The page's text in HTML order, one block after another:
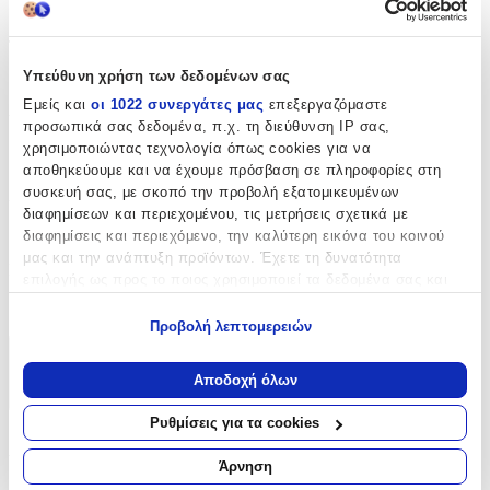
Υπεύθυνη χρήση των δεδομένων σας
Εμείς και οι 1022 συνεργάτες μας επεξεργαζόμαστε
προσωπικά σας δεδομένα, π.χ. τη διεύθυνση IP σας,
χρησιμοποιώντας τεχνολογία όπως cookies για να
αποθηκεύουμε και να έχουμε πρόσβαση σε πληροφορίες στη
συσκευή σας, με σκοπό την προβολή εξατομικευμένων
διαφημίσεων και περιεχομένου, τις μετρήσεις σχετικά με
διαφημίσεις και περιεχόμενο, την καλύτερη εικόνα του κοινού
μας και την ανάπτυξη προϊόντων. Έχετε τη δυνατότητα
Να συλλέξουμε πληροφορίες σχετικά με τη γεωγραφική
σας τοποθεσία, οι οποίες μπορεί να είναι ακριβείς σε
απόσταση μερικών μέτρων
Να αναγνωρίσουμε τη συσκευή σας σαρώνοντας ενεργά
για συγκεκριμένα χαρακτηριστικά (δακτυλικό αποτύπωμα)
Μάθετε περισσότερα σχετικά με τον τρόπο επεξεργασίας των
Προβολή λεπτομερειών
Αποδοχή όλων
Ρυθμίσεις για τα cookies
Άρνηση
Μπρελόκ
Υλικό:
Υφασμάτινο
Χρώμα:
Λευκό
Κατασκευαστής
Χαρακτηριστικά
+
Χαρακτηριστικά